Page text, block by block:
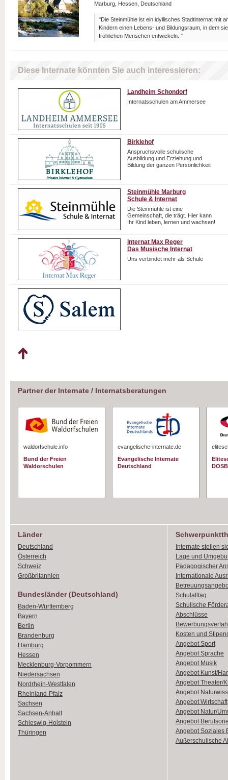
Marburg, Hessen, Deutschland
"Die Steinmühle ist ein idyllisches Stadtinternat mit
Kindern einen Lebens- und Bildungsraum, in dem
fröhlichen Menschen entwickeln. "
Diese Internate könnten Sie auch interessieren:
Landheim Schondorf
Internatsschulen am Ammersee
Birklehof
Anspruchsvolle schulische
Ausbildung und Erziehung und
Bildung der ganzen Persönlichkeit
Steinmühle Marburg
Schule & Internat
Die Steinmühle ist eine
Gemeinschaft, die trägt. Hier kann
Ihr Kind leben, lernen und wachsen!
Internat Max Reger
Das Musische Internat
Uns verbindet mehr als Schule
Partner der Internate / Internatsberatungen
waldorfschule.info
Bund der Freien
Waldorschulen
evangelische-internate.de
Evangelische Internate
Deutschland
DOSB
Länder
Deutschland
Österreich
Schweiz
Großbritannien
Bundesländer (Deutschland)
Baden-Württemberg
Bayern
Berlin
Brandenburg
Hamburg
Hessen
Mecklenburg-Vorpommern
Niedersachsen
Nordrhein-Westfalen
Rheinland-Pfalz
Sachsen
Sachsen-Anhalt
Schleswig-Holstein
Thüringen
Internate stellen
Lage und
Pädagogischer
Internationale
Schulalltag
Schulische
Abschlüsse
Kosten und
Angebot Sport
Angebot Sprache
Angebot Musik
Angebot Kunst/
Angebot Theater/
Angebot
Angebot Wirtschaft
Angebot Natur/
Angebot
Angebot Soziales
Außerschulische